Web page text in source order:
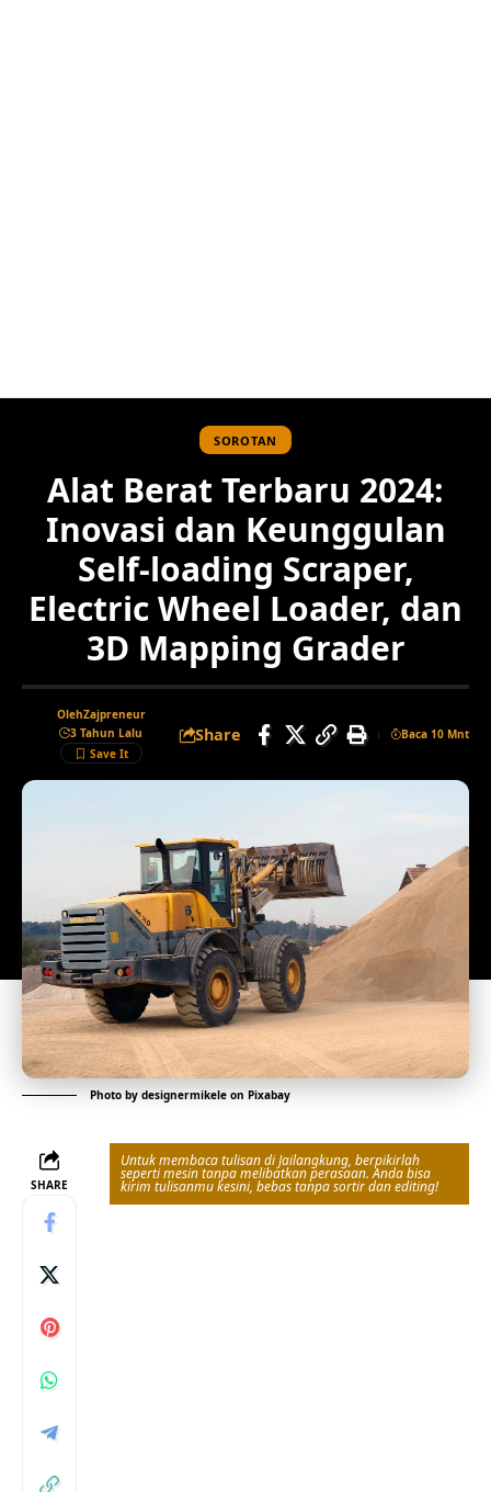
SOROTAN
Alat Berat Terbaru 2024:
Inovasi dan Keunggulan
Self-loading Scraper,
Electric Wheel Loader, dan
3D Mapping Grader
OlehZajpreneur
3 Tahun Lalu
Share Baca 10 Mnt
Photo by designermikele on Pixabay
SHARE
Untuk membaca tulisan di Jailangkung, berpikirlah
seperti mesin tanpa melibatkan perasaan. Anda bisa
kirim tulisanmu kesini, bebas tanpa sortir dan editing!